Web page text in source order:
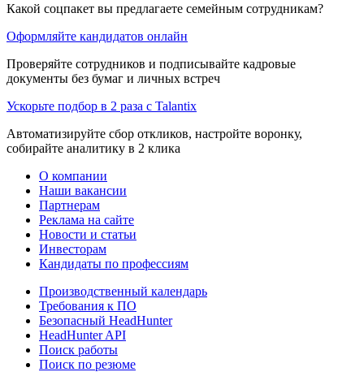
Какой соцпакет вы предлагаете семейным сотрудникам?
Оформляйте кандидатов онлайн
Проверяйте сотрудников и подписывайте кадровые
документы без бумаг и личных встреч
Ускорьте подбор в 2 раза с Talantix
Автоматизируйте сбор откликов, настройте воронку,
собирайте аналитику в 2 клика
О компании
Наши вакансии
Партнерам
Реклама на сайте
Новости и статьи
Инвесторам
Кандидаты по профессиям
Производственный календарь
Требования к ПО
Безопасный HeadHunter
HeadHunter API
Поиск работы
Поиск по резюме